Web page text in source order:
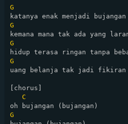
G
G
G
G
uang belanja tak jadi fikiran
[chorus]
C
G